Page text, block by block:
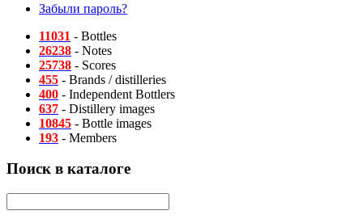
Забыли пароль?
11031 - Bottles
26238 - Notes
25738 - Scores
455 - Brands / distilleries
400 - Independent Bottlers
637 - Distillery images
10845 - Bottle images
193 - Members
Поиск в каталоге